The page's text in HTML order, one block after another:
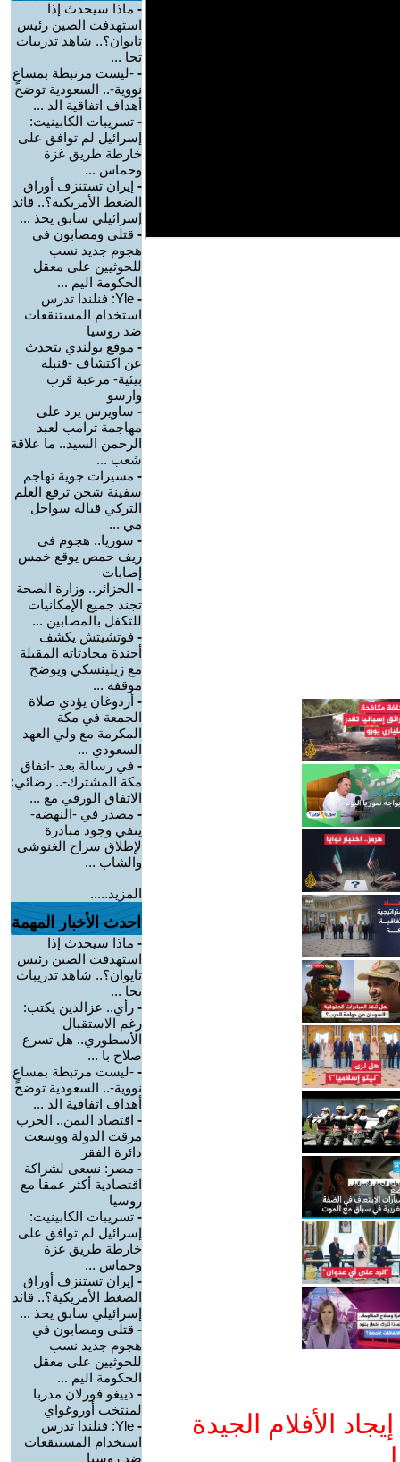
الأفلام الجيدة
- ماذا سيحدث إذا
استهدفت الصين رئيس
تايوان؟.. شاهد تدريبات
تحا ...
- -ليست مرتبطة بمساعٍ
نووية-.. السعودية توضح
أهداف اتفاقية الد ...
- تسريبات الكابينيت:
إسرائيل لم توافق على
خارطة طريق غزة
وحماس ...
- إيران تستنزف أوراق
الضغط الأمريكية؟.. قائد
إسرائيلي سابق يحذ ...
- قتلى ومصابون في
هجوم جديد نسب
للحوثيين على معقل
الحكومة اليم ...
-
Yle: فنلندا تدرس
استخدام المستنقعات
ضد روسيا
- موقع بولندي يتحدث
عن اكتشاف -قنبلة
بيئية- مرعبة قرب
وارسو
- ساويرس يرد على
مهاجمة ترامب لعبد
الرحمن السيد.. ما علاقة
شعب ...
- مسيرات جوية تهاجم
سفينة شحن ترفع العلم
التركي قبالة سواحل
مي ...
- سوريا.. هجوم في
ريف حمص يوقع خمس
إصابات
- الجزائر.. وزارة الصحة
تجند جميع الإمكانيات
للتكفل بالمصابين ...
- فوتشيتش يكشف
أجندة محادثاته المقبلة
مع زيلينسكي ويوضح
موقفه ...
- أردوغان يؤدي صلاة
الجمعة في مكة
المكرمة مع ولي العهد
السعودي ...
- في رسالة بعد -اتفاق
مكة المشترك-.. رضائي:
الاتفاق الورقي مع ...
- مصدر في -النهضة-
ينفي وجود مبادرة
لإطلاق سراح الغنوشي
والشاب ...
المزيد.....
احدث الأخبار المهمة
- ماذا سيحدث إذا
استهدفت الصين رئيس
تايوان؟.. شاهد تدريبات
تحا ...
- رأي.. عزالدين يكتب:
رغم الاستقبال
الأسطوري.. هل تسرع
صلاح با ...
- -ليست مرتبطة بمساعٍ
نووية-.. السعودية توضح
أهداف اتفاقية الد ...
- اقتصاد اليمن.. الحرب
مزقت الدولة ووسعت
دائرة الفقر
- مصر: نسعى لشراكة
اقتصادية أكثر عمقا مع
روسيا
- تسريبات الكابينيت:
إسرائيل لم توافق على
خارطة طريق غزة
وحماس ...
- إيران تستنزف أوراق
الضغط الأمريكية؟.. قائد
إسرائيلي سابق يحذ ...
- قتلى ومصابون في
هجوم جديد نسب
للحوثيين على معقل
الحكومة اليم ...
- دييغو فورلان مدربا
لمنتخب أوروغواي
-
Yle: فنلندا تدرس
استخدام المستنقعات
ضد روسيا